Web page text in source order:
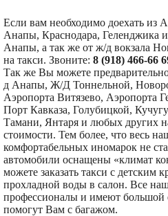
Если вам необходимо доехать из
Анапы, Краснодара,
Анапы, а так же от ж/д вокзала
на такси. Звоните: 8 (918) 466-66
Так же Вы можете
д Анапы, Ж/Д Тоннельной,
Аэропорта Витязево, Аэропорта
Порт Кавказа, Голубицкой,
Тамани, Янтаря и любых других
стоимости. Тем более, что весь
комфортабельных иномарок не
автомобили оснащены «климат
можете заказать такси с детским
прохладной воды в салон. Все
профессионалы и имеют большой
помогут Вам с багажом.